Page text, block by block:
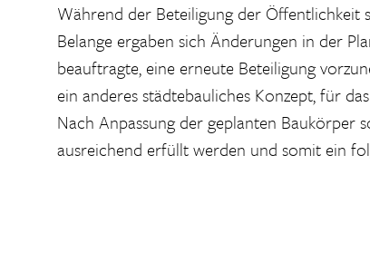
Während der Beteiligung der
Belange ergaben sich Änderungen in der
beauftragte, eine erneute Beteiligung
ein anderes städtebauliches Konzept, für
Nach Anpassung der geplanten Baukörper
ausreichend erfüllt werden und somit ein